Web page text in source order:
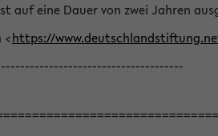
auf eine Dauer von zwei Jahren
https://